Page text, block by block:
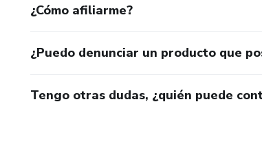
¿Cómo afiliarme?
¿Puedo denunciar un producto que
Tengo otras dudas, ¿quién puede